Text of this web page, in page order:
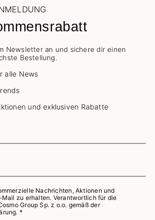
Newsletter an und sichere dir einen
Bestellung.
alle News
und exklusiven Rabatte
Nachrichten, Aktionen und
zu erhalten. Verantwortlich für die
Group Sp. z o.o. gemäß der
*